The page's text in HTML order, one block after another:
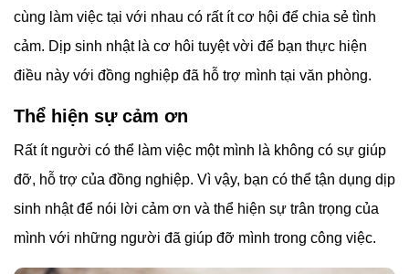
cùng làm việc tại với nhau có rất ít cơ hội để chia sẻ tình
cảm. Dịp sinh nhật là cơ hôi tuyệt vời để bạn thực hiện
điều này với đồng nghiệp đã hỗ trợ mình tại văn phòng.
Thể hiện sự cảm ơn
Rất ít người có thể làm việc một mình là không có sự giúp
đỡ, hỗ trợ của đồng nghiệp. Vì vậy, bạn có thể tận dụng dịp
sinh nhật để nói lời cảm ơn và thể hiện sự trân trọng của
mình với những người đã giúp đỡ mình trong công việc.